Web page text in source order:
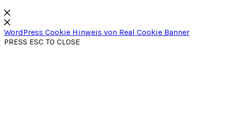
WordPress Cookie Hinweis von Real Cookie Banner
PRESS ESC TO CLOSE